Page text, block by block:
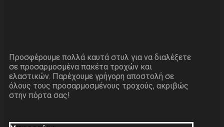
Προσφέρουμε πολλά καυτά στυλ για να διαλέξετε
σε προσαρμοσμένα πακέτα τροχών και
ελαστικών. Παρέχουμε γρήγορη αποστολή σε
όλους τους προσαρμοσμένους τροχούς, ακριβώς
στην πόρτα σας!